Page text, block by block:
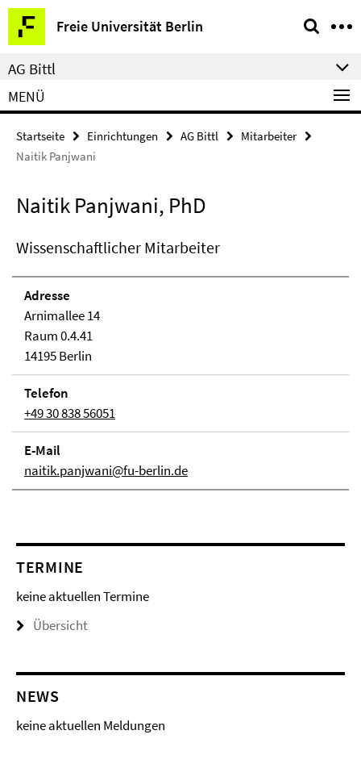
Springe
direkt
zu
Inhalt
Freie Universität Berlin
Service-
Navigation
AG Bittl
MENÜ
Startseite Einrichtungen AG Bittl
Mitarbeiter
Naitik Panjwani
Naitik Panjwani, PhD
Wissenschaftlicher Mitarbeiter
Adresse
Arnimallee 14
Raum 0.4.41
14195 Berlin
Telefon
+49 30 838 56051
E-Mail
naitik.panjwani@fu-berlin.de
TERMINE
keine aktuellen Termine
Übersicht
NEWS
keine aktuellen Meldungen